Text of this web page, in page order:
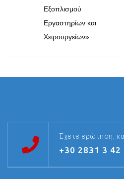
Εξοπλισμού
Εργαστηρίων και
Χειρουργείων»
Έχετε ερώτηση;
+30 2831 3 42